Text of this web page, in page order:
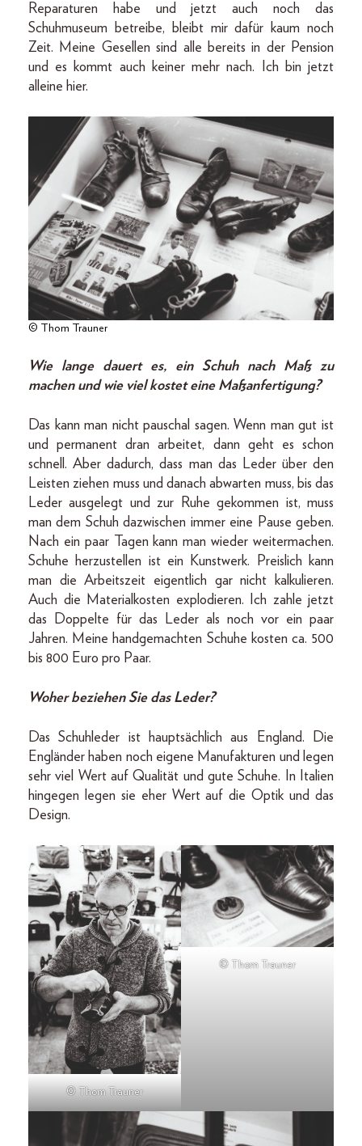
Reparaturen habe und jetzt auch noch das
Schuhmuseum betreibe, bleibt mir dafür kaum noch
Zeit. Meine Gesellen sind alle bereits in der Pension
und es kommt auch keiner mehr nach. Ich bin jetzt
alleine hier.
© Thom Trauner
Wie lange dauert es, ein Schuh nach Maß zu
machen und wie viel kostet eine Maßanfertigung?
Das kann man nicht pauschal sagen. Wenn man gut ist
und permanent dran arbeitet, dann geht es schon
schnell. Aber dadurch, dass man das Leder über den
Leisten ziehen muss und danach abwarten muss, bis das
Leder ausgelegt und zur Ruhe gekommen ist, muss
man dem Schuh dazwischen immer eine Pause geben.
Nach ein paar Tagen kann man wieder weitermachen.
Schuhe herzustellen ist ein Kunstwerk. Preislich kann
man die Arbeitszeit eigentlich gar nicht kalkulieren.
Auch die Materialkosten explodieren. Ich zahle jetzt
das Doppelte für das Leder als noch vor ein paar
Jahren. Meine handgemachten Schuhe kosten ca. 500
bis 800 Euro pro Paar.
Woher beziehen Sie das Leder?
Das Schuhleder ist hauptsächlich aus England. Die
Engländer haben noch eigene Manufakturen und legen
sehr viel Wert auf Qualität und gute Schuhe. In Italien
hingegen legen sie eher Wert auf die Optik und das
Design.
© Thom Trauner
© Thom Trauner